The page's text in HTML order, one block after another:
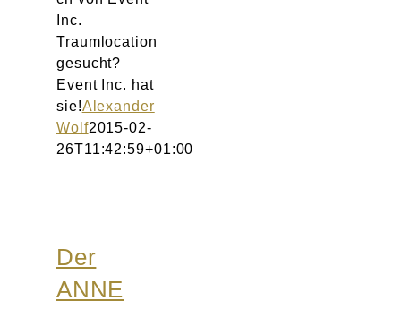
Inc.
Traumlocation
gesucht?
Event Inc. hat
sie!Alexander
Wolf2015-02-
26T11:42:59+01:00
Der
ANNE